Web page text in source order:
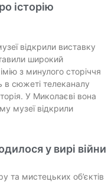
історію
відкрили виставку
широкий
з минулого сторіччя
в сюжеті телеканалу
У Миколаєві вона
музеї відкрили
у вирі війни
та мистецьких об’єктів